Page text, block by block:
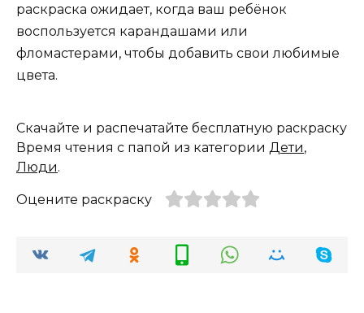
раскраска ожидает, когда ваш ребёнок
воспользуется карандашами или
фломастерами, чтобы добавить свои любимые
цвета.
Скачайте и распечатайте бесплатную раскраску
Время чтения с папой из категории Дети,
Люди.
Оцените раскраску